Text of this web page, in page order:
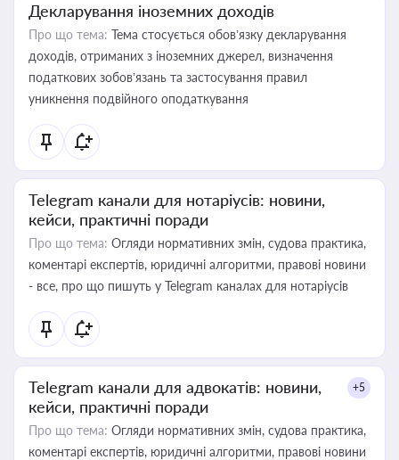
Декларування іноземних доходів
Про що тема: Тема стосується обов’язку декларування
доходів, отриманих з іноземних джерел, визначення
податкових зобов’язань та застосування правил
уникнення подвійного оподаткування
Telegram канали для нотаріусів: новини,
кейси, практичні поради
Про що тема: Огляди нормативних змін, судова практика,
коментарі експертів, юридичні алгоритми, правові новини
- все, про що пишуть у Telegram каналах для нотаріусів
Telegram канали для адвокатів: новини,
кейси, практичні поради
+5
Про що тема: Огляди нормативних змін, судова практика,
коментарі експертів, юридичні алгоритми, правові новини